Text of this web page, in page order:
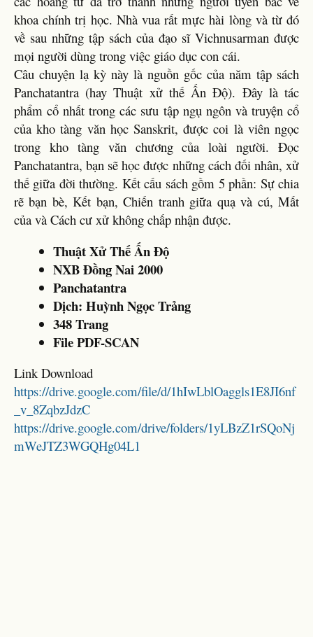
khoa chính trị học. Nhà vua rất mực hài lòng và từ đó
về sau những tập sách của đạo sĩ Vichnusarman được
mọi người dùng trong việc giáo dục con cái.
Câu chuyện lạ kỳ này là nguồn gốc của năm tập sách
Panchatantra (hay Thuật xử thế Ấn Độ). Đây là tác
phẩm cổ nhất trong các sưu tập ngụ ngôn và truyện cổ
của kho tàng văn học Sanskrit, được coi là viên ngọc
trong kho tàng văn chương của loài người. Đọc
Panchatantra, bạn sẽ học được những cách đối nhân, xử
thế giữa đời thường. Kết cấu sách gồm 5 phần: Sự chia
rẽ bạn bè, Kết bạn, Chiến tranh giữa quạ và cú, Mất
của và Cách cư xử không chấp nhận được.
Thuật Xử Thế Ấn Độ
NXB Đồng Nai 2000
Panchatantra
Dịch: Huỳnh Ngọc Trảng
348 Trang
File PDF-SCAN
Link Download
https://drive.google.com/file/d/1hIwLblOaggls1E8JI6nf
_v_8ZqbzJdzC
https://drive.google.com/drive/folders/1yLBzZ1rSQoNj
mWeJTZ3WGQHg04L1